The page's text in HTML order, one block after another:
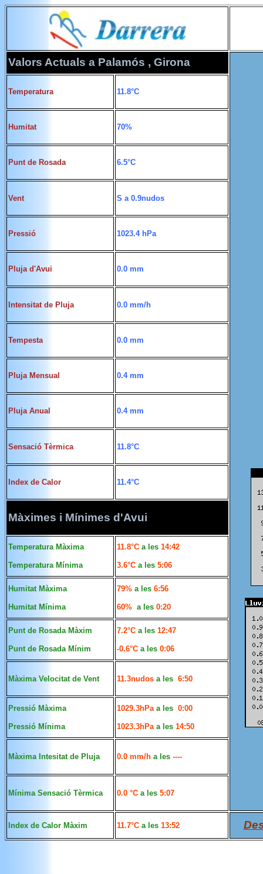
Valors Actuals a Palamós , Girona
Temperatura 11.8°C
Humitat 70%
Punt de Rosada 6.5°C
Vent S a 0.9nudos
Pressió 1023.4 hPa
Pluja d'Avui 0.0 mm
Intensitat de Pluja 0.0 mm/h
Tempesta 0.0 mm
Pluja Mensual 0.4 mm
Pluja Anual 0.4 mm
Sensació Tèrmica 11.8°C
Index de Calor 11.4°C
Màximes i Mínimes d'Avui
Temperatura Màxima
Temperatura Mínima
11.8°C ales 14:42
3.6°C ales 5:06
Humitat Màxima
Humitat Mínima
79% ales 6:56
60% ales 0:20
Punt de Rosada Màxim
Punt de RosadaMínim
7.2°C ales 12:47
-0.6°C ales 0:06
Màxima Velocitat de Vent 11.3nudos ales 6:50
Pressió Màxima
Pressió Mínima
1029.3hPaales 0:00
1023.3hPaales 14:50
Màxima Intesitat de Pluja 0.0 mm/h ales ----
Mínima Sensació Tèrmica 0.0 °C ales 5:07
Index de Calor Màxim 11.7°C a les 13:52